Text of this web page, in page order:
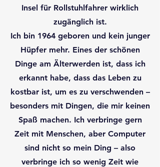
Insel für Rollstuhlfahrer wirklich
zugänglich ist.
Ich bin 1964 geboren und kein junger
Hüpfer mehr. Eines der schönen
Dinge am Älterwerden ist, dass ich
erkannt habe, dass das Leben zu
kostbar ist, um es zu verschwenden –
besonders mit Dingen, die mir keinen
Spaß machen. Ich verbringe gern
Zeit mit Menschen, aber Computer
sind nicht so mein Ding – also
verbringe ich so wenig Zeit wie